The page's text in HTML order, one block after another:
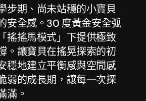
步期、尚未站穩的小寶貝
安全感。30 度黃金安全弧
搖搖馬模式」下提供極致
。讓寶貝在搖晃探索的初
穩地建立平衡感與空間感
弱的成長期，讓每一次探
滿。